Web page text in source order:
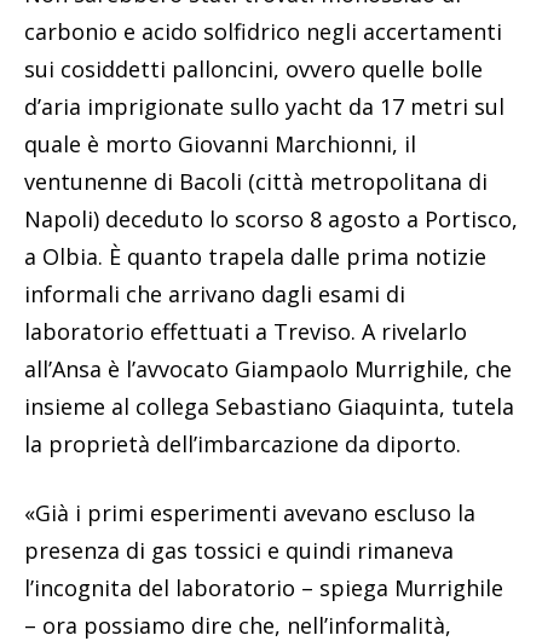
carbonio e acido solfidrico negli accertamenti
sui cosiddetti palloncini, ovvero quelle bolle
d’aria imprigionate sullo yacht da 17 metri sul
quale è morto Giovanni Marchionni, il
ventunenne di Bacoli (città metropolitana di
Napoli) deceduto lo scorso 8 agosto a Portisco,
a Olbia. È quanto trapela dalle prima notizie
informali che arrivano dagli esami di
laboratorio effettuati a Treviso. A rivelarlo
all’Ansa è l’avvocato Giampaolo Murrighile, che
insieme al collega Sebastiano Giaquinta, tutela
la proprietà dell’imbarcazione da diporto.
«Già i primi esperimenti avevano escluso la
presenza di gas tossici e quindi rimaneva
l’incognita del laboratorio – spiega Murrighile
– ora possiamo dire che, nell’informalità,